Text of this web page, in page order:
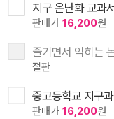
지구 온난화 교과
판매가 16,200원
즐기면서 익히는
절판
중고등학교 지구
판매가 16,200원